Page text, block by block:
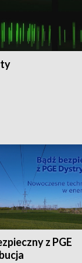
z PGE